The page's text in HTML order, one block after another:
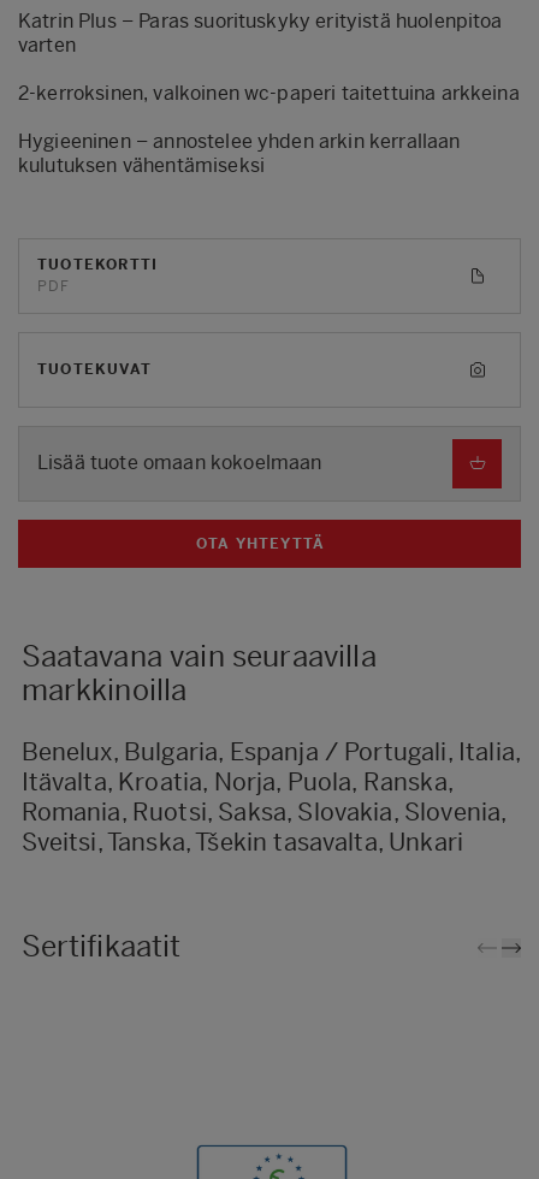
Katrin Plus – Paras suorituskyky erityistä huolenpitoa
varten
2-kerroksinen, valkoinen wc-paperi taitettuina arkkeina
Hygieeninen – annostelee yhden arkin kerrallaan
kulutuksen vähentämiseksi
TUOTEKORTTI
PDF
TUOTEKUVAT
Lisää tuote omaan kokoelmaan
OTA YHTEYTTÄ
Saatavana vain seuraavilla
markkinoilla
Benelux, Bulgaria, Espanja / Portugali, Italia,
Itävalta, Kroatia, Norja, Puola, Ranska,
Romania, Ruotsi, Saksa, Slovakia, Slovenia,
Sveitsi, Tanska, Tšekin tasavalta, Unkari
Sertifikaatit